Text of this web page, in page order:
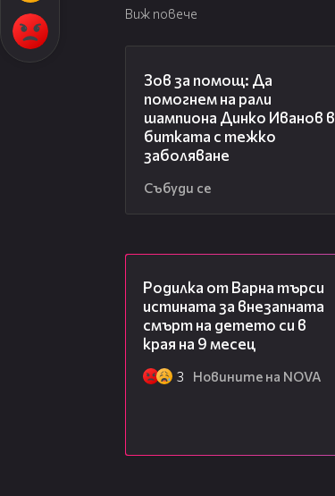
Виж повече
Зов за помощ: Да
помогнем на рали
шампиона Динко Иванов в
битката с тежко
заболяване
Събуди се
Родилка от Варна търси
истината за внезапната
смърт на детето си в
края на 9 месец
3 Новините на NOVA